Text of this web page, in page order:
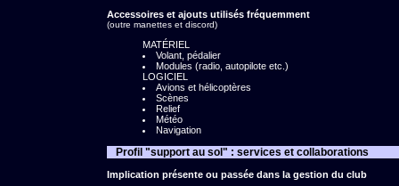
Accessoires et ajouts utilisés fréquemment
(outre manettes et discord)
MATÉRIEL
Volant, pédalier
Modules (radio, autopilote etc.)
LOGICIEL
Avions et hélicoptères
Scènes
Relief
Météo
Navigation
Profil "support au sol" : services et collaborations
Implication présente ou passée dans la gestion du club